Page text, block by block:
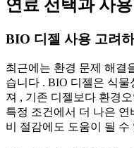
연료 선택과 사
BIO 디젤 사용 고려하
최근에는 환경 문제 해결
습니다 . BIO 디젤은 식
져 , 기존 디젤보다 환경
특정 조건에서 더 나은
비 절감에도 도움이 될 수